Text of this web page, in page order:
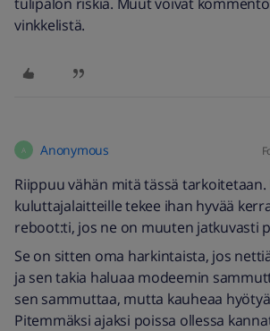
vinkkelistä.
A Anonymous
Riippuu vähän mitä tässä tarkoitetaan.
kuluttajalaitteille tekee ihan hyvää
reboot:ti, jos ne on muuten jatkuvasti
Se on sitten oma harkintaista, jos
ja sen takia haluaa modeemin
sen sammuttaa, mutta kauheaa
Pitemmäksi ajaksi poissa ollessa